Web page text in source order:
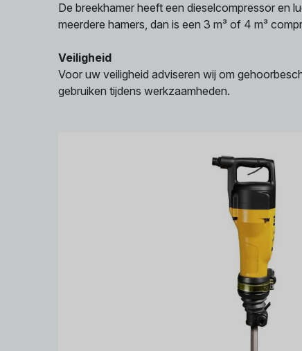
De breekhamer heeft een dieselcompressor en
meerdere hamers, dan is een 3 m³ of 4 m³
Veiligheid
Voor uw veiligheid adviseren wij om
gebruiken tijdens werkzaamheden.